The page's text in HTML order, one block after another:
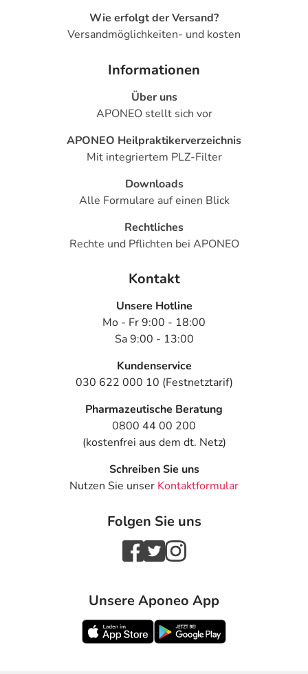
Wie erfolgt der Versand?
Versandmöglichkeiten- und kosten
Informationen
Über uns
APONEO stellt sich vor
APONEO Heilpraktikerverzeichnis
Mit integriertem PLZ-Filter
Downloads
Alle Formulare auf einen Blick
Rechtliches
Rechte und Pflichten bei APONEO
Kontakt
Unsere Hotline
Mo - Fr 9:00 - 18:00
Sa 9:00 - 13:00
Kundenservice
030 622 000 10 (Festnetztarif)
Pharmazeutische Beratung
0800 44 00 200
(kostenfrei aus dem dt. Netz)
Schreiben Sie uns
Nutzen Sie unser Kontaktformular
Folgen Sie uns
Unsere Aponeo App